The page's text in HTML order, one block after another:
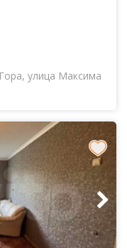
улица Максима